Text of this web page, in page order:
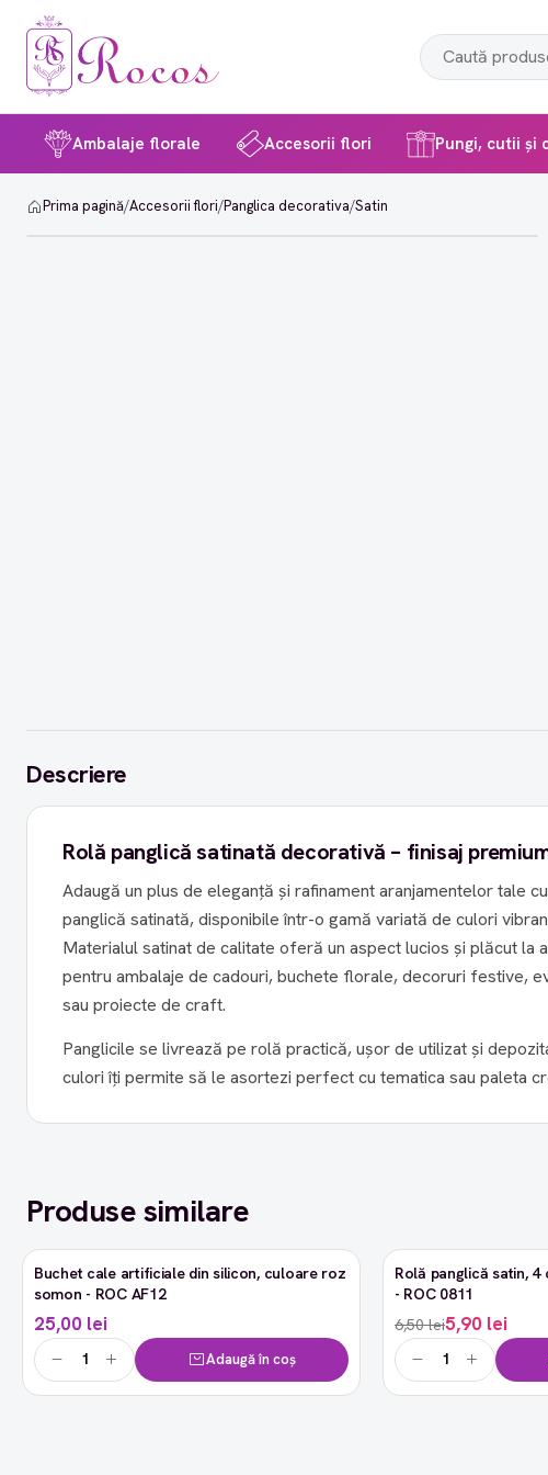
Ambalaje florale Accesorii flori Pungi, cutii și
Prima pagină/Accesorii flori/Panglica decorativa/Satin
Descriere
Rolă panglică satinată decorativă – finisaj
Adaugă un plus de eleganță și rafinament aranjamentelor tale
panglică satinată, disponibile într-o gamă variată de culori
Materialul satinat de calitate oferă un aspect lucios și plăcut la
pentru ambalaje de cadouri, buchete florale, decoruri festive,
sau proiecte de craft.
Panglicile se livrează pe rolă practică, ușor de utilizat și
culori îți permite să le asortezi perfect cu tematica sau paleta
Produse similare
Buchet cale artificiale din silicon, culoare roz
somon - ROC AF12
25,00 lei
Adaugă în coș
-9%
Rolă panglică satin,
- ROC 0811
6,50 lei5,90 lei